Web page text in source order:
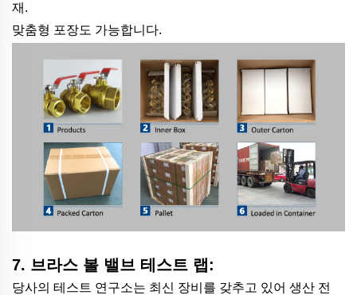
재.
맞춤형 포장도 가능합니다.
7. 브라스 볼 밸브 테스트 랩:
당사의 테스트 연구소는 최신 장비를 갖추고 있어 생산 전